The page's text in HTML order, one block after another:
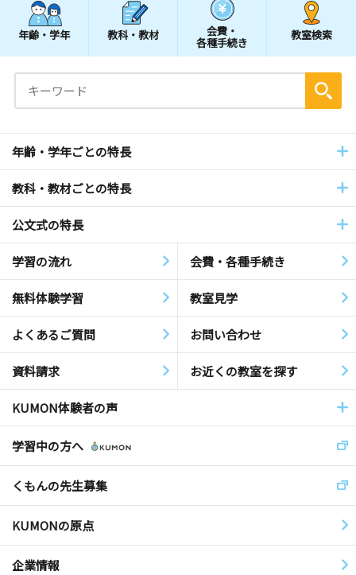
年齢・学年 教科・教材 会費・
各種手続き
教室検索
年齢・学年ごとの特長
教科・教材ごとの特長
公文式の特長
学習の流れ 会費・各種手続き
無料体験学習 教室見学
よくあるご質問 お問い合わせ
資料請求 お近くの教室を探す
KUMON体験者の声
学習中の方へ
くもんの先生募集
KUMONの原点
企業情報